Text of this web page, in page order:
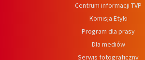
Centrum informacji TVP
Komisja Etyki
Program dla prasy
Dla mediów
Serwis fotograficzny